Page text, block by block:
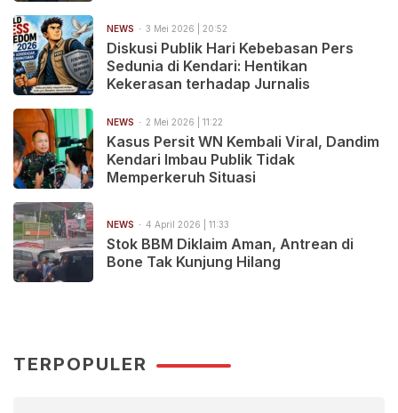
NEWS 3 Mei 2026 | 20:52
Diskusi Publik Hari Kebebasan Pers
Sedunia di Kendari: Hentikan
Kekerasan terhadap Jurnalis
NEWS 2 Mei 2026 | 11:22
Kasus Persit WN Kembali Viral, Dandim
Kendari Imbau Publik Tidak
Memperkeruh Situasi
NEWS 4 April 2026 | 11:33
Stok BBM Diklaim Aman, Antrean di
Bone Tak Kunjung Hilang
TERPOPULER